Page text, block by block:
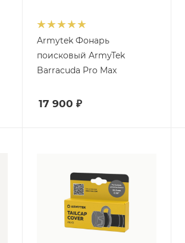
Armytek Фонарь
поисковый ArmyTek
Barracuda Pro Max
17 900 ₽